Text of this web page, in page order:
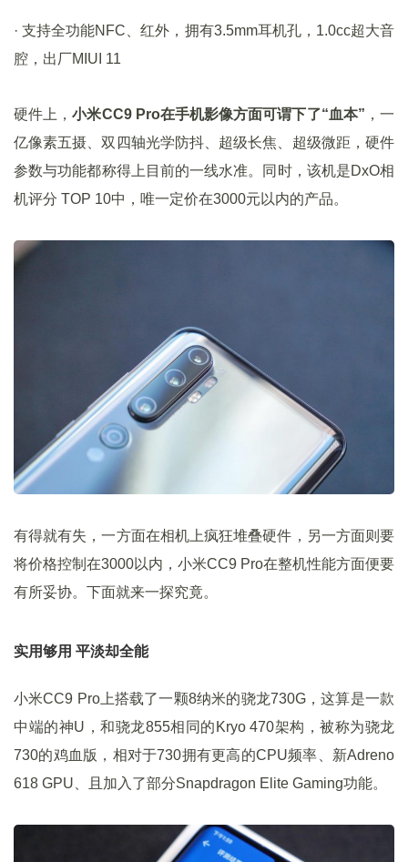
· 支持全功能NFC、红外，拥有3.5mm耳机孔，1.0cc超大音
腔，出厂MIUI 11
硬件上，小米CC9 Pro在手机影像方面可谓下了“血本” ，一
亿像素五摄、双四轴光学防抖、超级长焦、超级微距，硬件
参数与功能都称得上目前的一线水准。同时，该机是DxO相
机评分 TOP 10中，唯一定价在3000元以内的产品。
有得就有失，一方面在相机上疯狂堆叠硬件，另一方面则要
将价格控制在3000以内，小米CC9 Pro在整机性能方面便要
有所妥协。下面就来一探究竟。
实用够用 平淡却全能
小米CC9 Pro上搭载了一颗8纳米的骁龙730G，这算是一款
中端的神U，和骁龙855相同的Kryo 470架构，被称为骁龙
730的鸡血版，相对于730拥有更高的CPU频率、新Adreno
618 GPU、且加入了部分Snapdragon Elite Gaming功能。